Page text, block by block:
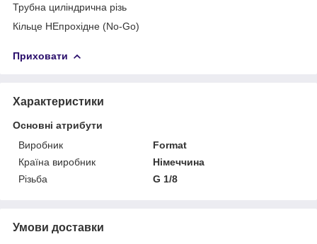
Трубна циліндрична різь
Кільце НЕпрохідне (No-Go)
Приховати
Характеристики
Основні атрибути
Виробник
Format
Країна виробник
Німеччина
Різьба
G 1/8
Умови доставки